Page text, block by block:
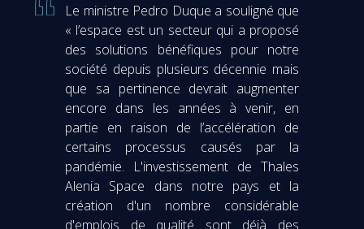
Le ministre Pedro Duque a souligné que
« l’espace est un secteur qui a proposé
des solutions bénéfiques pour notre
société depuis plusieurs décennie mais
que sa pertinence devrait augmenter
encore dans les années à venir, en
partie en raison de l’accélération de
certains processus causés par la
pandémie. L'investissement de Thales
Alenia Space dans notre pays et la
création d'un nombre considérable
d'emplois de qualité sont déjà des